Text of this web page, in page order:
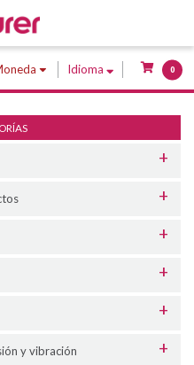
Idioma 0
y vibración